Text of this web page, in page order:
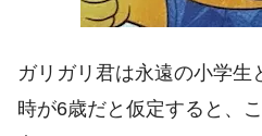
ガリガリ君は永遠の小学生
時が6歳だと仮定すると、